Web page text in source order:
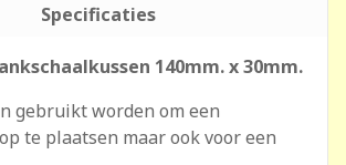
Specificaties
140mm. x 30mm.
gebruikt worden om een
te plaatsen maar ook voor een